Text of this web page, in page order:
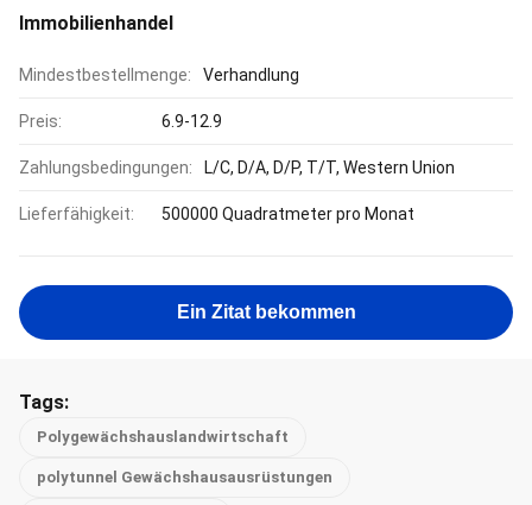
Immobilienhandel
Mindestbestellmenge: Verhandlung
Preis: 6.9-12.9
Zahlungsbedingungen: L/C, D/A, D/P, T/T, Western Union
Lieferfähigkeit: 500000 Quadratmeter pro Monat
Ein Zitat bekommen
Tags:
Polygewächshauslandwirtschaft
polytunnel Gewächshausausrüstungen